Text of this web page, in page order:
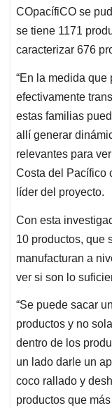
COpacífiCO se
se tiene 1171
caracterizar 676
“En la medida
efectivamente
estas familias
allí generar
relevantes para
Costa del Pacífico
líder del proyecto.
Con esta
10 productos, que
manufacturan a
ver si son lo
“Se puede sacar
productos y no
dentro de los
un lado darle un
coco rallado y
productos que